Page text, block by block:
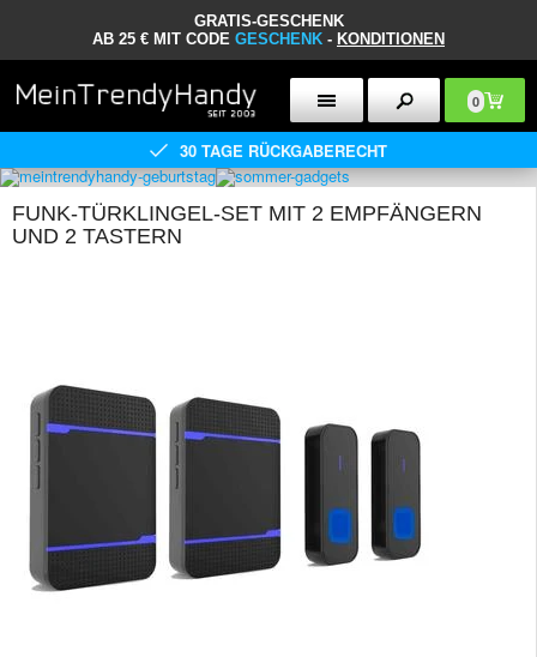
GRATIS-GESCHENK
AB 25 € MIT CODE GESCHENK - KONDITIONEN
0
30 TAGE RÜCKGABERECHT
FUNK-TÜRKLINGEL-SET MIT 2 EMPFÄNGERN
UND 2 TASTERN